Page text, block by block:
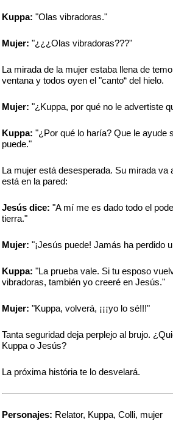
Kuppa: "Olas vibradoras."
Mujer: "¿¿¿Olas vibradoras???"
La mirada de la mujer estaba llena de
ventana y todos oyen el "canto“ del hielo.
Mujer: "¿Kuppa, por qué no le advertiste
Kuppa: "¿Por qué lo haría? Que le ayude
puede."
La mujer está desesperada. Su mirada va
está en la pared:
Jesús dice: "A mí me es dado todo el
tierra."
Mujer: "¡Jesús puede! Jamás ha perdido
Kuppa: "La prueba vale. Si tu esposo
vibradoras, también yo creeré en Jesús."
Mujer: "Kuppa, volverá, ¡¡¡yo lo sé!!!"
Tanta seguridad deja perplejo al brujo.
Kuppa o Jesús?
La próxima história te lo desvelará.
Personajes: Relator, Kuppa, Colli, mujer